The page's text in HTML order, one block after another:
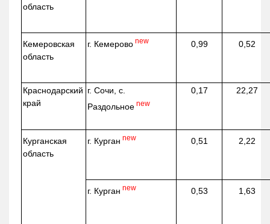
область
Кемеровская
область
г. Кемерово new 0,99 0,52
Краснодарский
край
г. Сочи, с.
Раздольное new
0,17 22,27
Курганская
область
г. Курган new 0,51 2,22
г. Курган new 0,53 1,63